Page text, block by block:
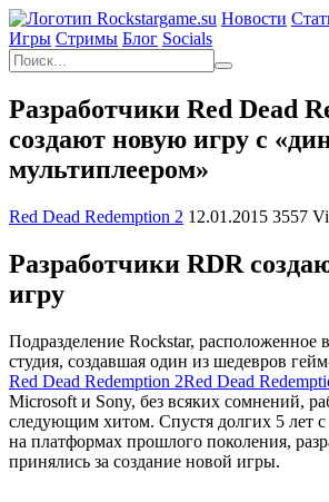
Новости
Игры Cтримы Блог Socials
Разработчики Red Dead
создают новую игру с
мультиплеером»
Red Dead Redemption 2 12.01.2015 3557
Разработчики RDR
игру
Подразделение Rockstar, расположенное в
студия, создавшая один из шедевров
Red Dead Redemption 2Red Dead
Microsoft и Sony, без всяких сомнений,
следующим хитом. Спустя долгих 5 лет
на платформах прошлого поколения,
принялись за создание новой игры.